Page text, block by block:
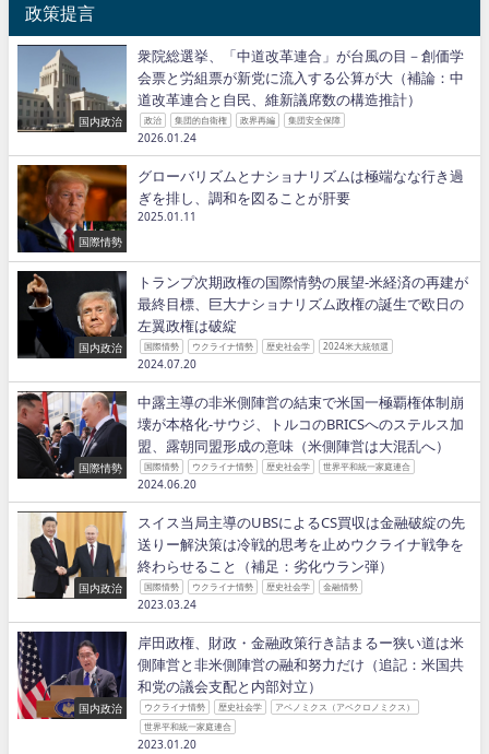
政策提言
国内政治
衆院総選挙、「中道改革連合」が台風の目－創価学
会票と労組票が新党に流入する公算が大（補論：中
道改革連合と自民、維新議席数の構造推計）
政治 集団的自衛権 政界再編 集団安全保障
2026.01.24
国際情勢
グローバリズムとナショナリズムは極端なな行き過
ぎを排し、調和を図ることが肝要
2025.01.11
国内政治
トランプ次期政権の国際情勢の展望−米経済の再建が
最終目標、巨大ナショナリズム政権の誕生で欧日の
左翼政権は破綻
国際情勢 ウクライナ情勢 歴史社会学 2024米大統領選
2024.07.20
国際情勢
中露主導の非米側陣営の結束で米国一極覇権体制崩
壊が本格化−サウジ、トルコのBRICSへのステルス加
盟、露朝同盟形成の意味（米側陣営は大混乱へ）
国際情勢 ウクライナ情勢 歴史社会学 世界平和統一家庭連合
2024.06.20
国内政治
スイス当局主導のUBSによるCS買収は金融破綻の先
送りー解決策は冷戦的思考を止めウクライナ戦争を
終わらせること（補足：劣化ウラン弾）
国際情勢 ウクライナ情勢 歴史社会学 金融情勢
2023.03.24
国内政治
岸田政権、財政・金融政策行き詰まるー狭い道は米
側陣営と非米側陣営の融和努力だけ（追記：米国共
和党の議会支配と内部対立）
ウクライナ情勢 歴史社会学
アベノミクス（アベクロノミクス）
世界平和統一家庭連合
2023.01.20